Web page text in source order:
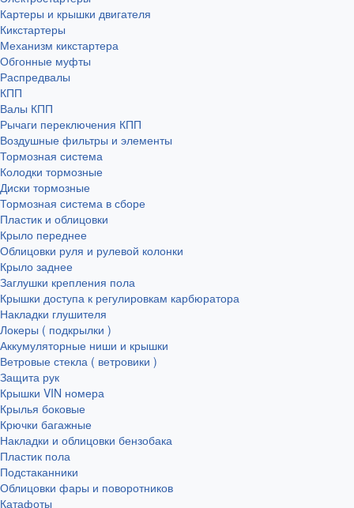
Картеры и крышки двигателя
Кикстартеры
Механизм кикстартера
Обгонные муфты
Распредвалы
КПП
Валы КПП
Рычаги переключения КПП
Воздушные фильтры и элементы
Тормозная система
Колодки тормозные
Диски тормозные
Тормозная система в сборе
Пластик и облицовки
Крыло переднее
Облицовки руля и рулевой колонки
Крыло заднее
Заглушки крепления пола
Крышки доступа к регулировкам карбюратора
Накладки глушителя
Локеры ( подкрылки )
Аккумуляторные ниши и крышки
Ветровые стекла ( ветровики )
Защита рук
Крышки VIN номера
Крылья боковые
Крючки багажные
Накладки и облицовки бензобака
Пластик пола
Подстаканники
Облицовки фары и поворотников
Катафоты